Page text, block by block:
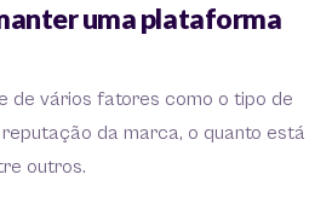
uma plataforma
de vários fatores como o tipo de
da marca, o quanto está
outros.